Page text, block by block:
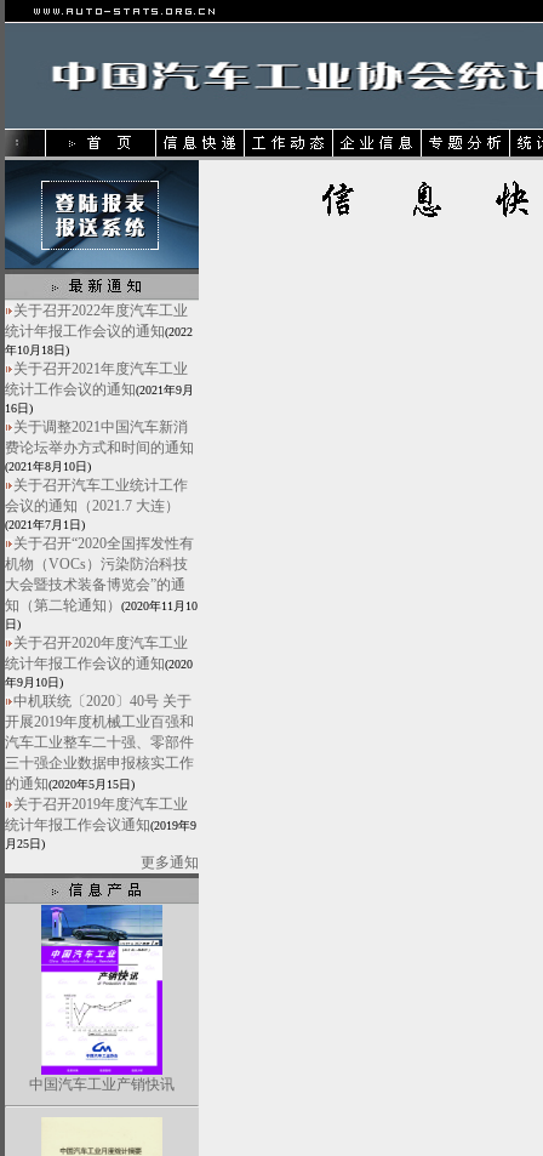
关于召开2022年度汽车工业
统计年报工作会议的通知(2022
年10月18日)
关于召开2021年度汽车工业
统计工作会议的通知(2021年9月
16日)
关于调整2021中国汽车新消
费论坛举办方式和时间的通知
(2021年8月10日)
关于召开汽车工业统计工作
会议的通知（2021.7 大连）
(2021年7月1日)
关于召开“2020全国挥发性有
机物（VOCs）污染防治科技
大会暨技术装备博览会”的通
知（第二轮通知）
(2020年11月10
日)
关于召开2020年度汽车工业
统计年报工作会议的通知(2020
年9月10日)
中机联统〔2020〕40号 关于
开展2019年度机械工业百强和
汽车工业整车二十强、零部件
三十强企业数据申报核实工作
的通知(2020年5月15日)
关于召开2019年度汽车工业
统计年报工作会议通知(2019年9
月25日)
更多通知
中国汽车工业产销快讯